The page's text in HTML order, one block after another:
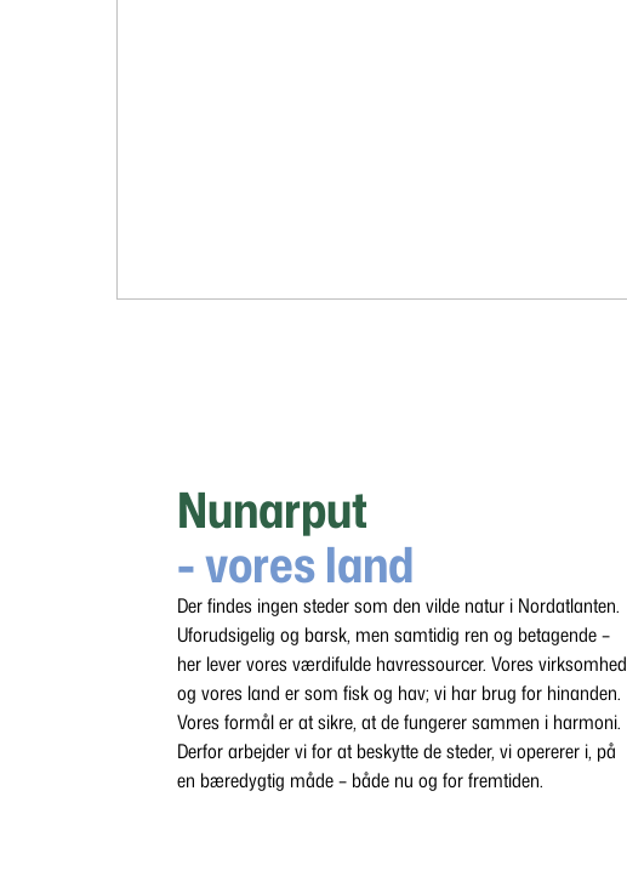
Nunarput
- vores land
Der findes ingen steder som den vilde natur i Nordatlanten.
Uforudsigelig og barsk, men samtidig ren og betagende –
her lever vores værdifulde havressourcer. Vores virksomhed
og vores land er som fisk og hav; vi har brug for hinanden.
Vores formål er at sikre, at de fungerer sammen i harmoni.
Derfor arbejder vi for at beskytte de steder, vi opererer i, på
en bæredygtig måde – både nu og for fremtiden.